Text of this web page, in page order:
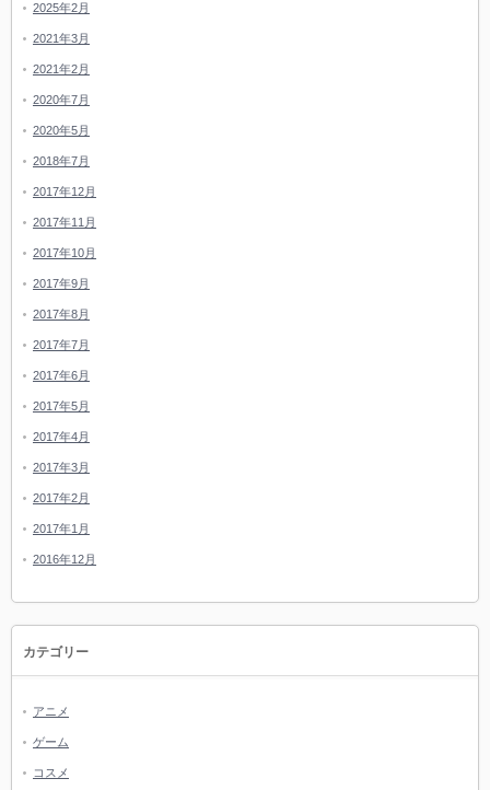
2025年2月
2021年3月
2021年2月
2020年7月
2020年5月
2018年7月
2017年12月
2017年11月
2017年10月
2017年9月
2017年8月
2017年7月
2017年6月
2017年5月
2017年4月
2017年3月
2017年2月
2017年1月
2016年12月
カテゴリー
アニメ
ゲーム
コスメ